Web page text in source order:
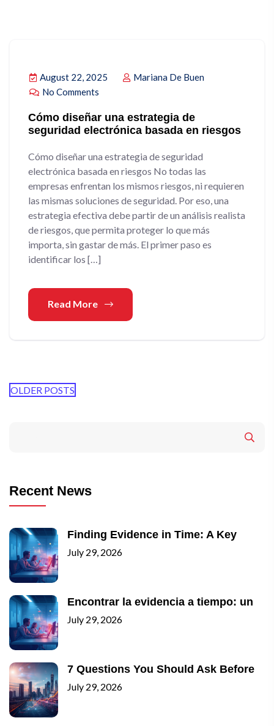
August 22, 2025
Mariana De Buen
No Comments
Cómo diseñar una estrategia de
seguridad electrónica basada en riesgos
Cómo diseñar una estrategia de seguridad
electrónica basada en riesgos No todas las
empresas enfrentan los mismos riesgos, ni requieren
las mismas soluciones de seguridad. Por eso, una
estrategia efectiva debe partir de un análisis realista
de riesgos, que permita proteger lo que más
importa, sin gastar de más. El primer paso es
identificar los […]
Read More
OLDER POSTS
Recent News
Finding Evidence in Time: A Key
July 29, 2026
Encontrar la evidencia a tiempo: un
July 29, 2026
7 Questions You Should Ask Before
July 29, 2026